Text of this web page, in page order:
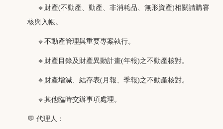
🔹財產(不動產、動產、非消耗品、無形資產)相關請購審
核與入帳。
🔹不動產管理與重要專案執行。
🔹財產目錄及財產異動計畫(年報)之不動產核對。
🔹財產增減、結存表(月報、季報)之不動產核對。
🔹 其他臨時交辦事項處理。
💬 代理人：